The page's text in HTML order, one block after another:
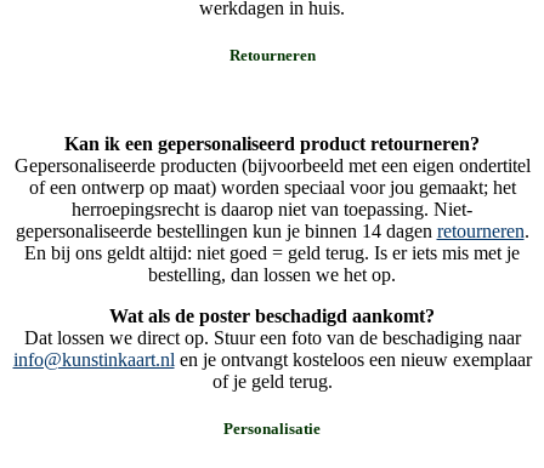
werkdagen in huis.
Retourneren
Kan ik een gepersonaliseerd product retourneren?
Gepersonaliseerde producten (bijvoorbeeld met een eigen ondertitel
of een ontwerp op maat) worden speciaal voor jou gemaakt; het
herroepingsrecht is daarop niet van toepassing. Niet-
gepersonaliseerde bestellingen kun je binnen 14 dagen retourneren.
En bij ons geldt altijd: niet goed = geld terug. Is er iets mis met je
bestelling, dan lossen we het op.
Wat als de poster beschadigd aankomt?
Dat lossen we direct op. Stuur een foto van de beschadiging naar
info@kunstinkaart.nl en je ontvangt kosteloos een nieuw exemplaar
of je geld terug.
Personalisatie